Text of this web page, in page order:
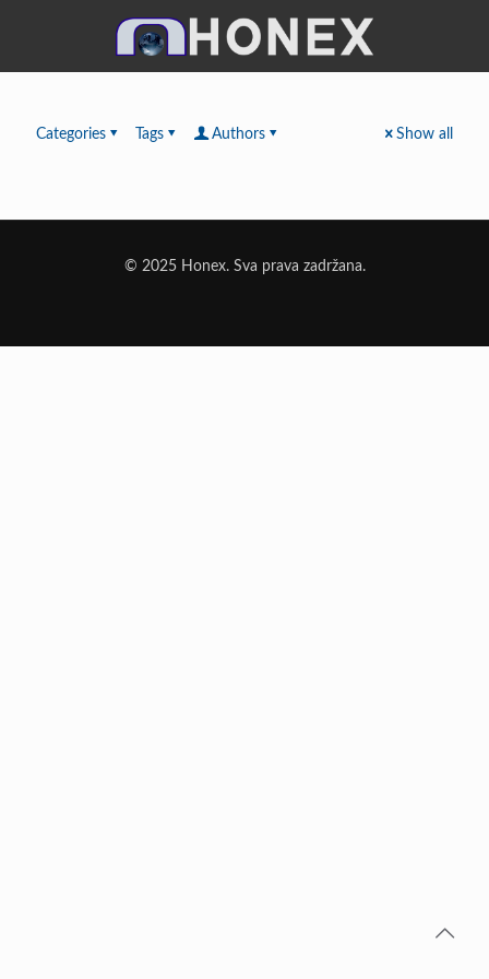
Categories Tags Authors Show all
© 2025 Honex. Sva prava zadržana.